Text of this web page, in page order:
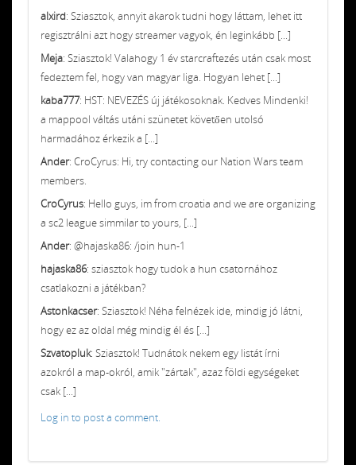
alxird: Sziasztok, annyit akarok tudni hogy láttam, lehet itt
regisztrálni azt hogy streamer vagyok, én leginkább [...]
Meja: Sziasztok! Valahogy 1 év starcraftezés után csak most
fedeztem fel, hogy van magyar liga. Hogyan lehet [...]
kaba777: HST: NEVEZÉS új játékosoknak. Kedves Mindenki!
a mappool váltás utáni szünetet követően utolsó
harmadához érkezik a [...]
Ander: CroCyrus: Hi, try contacting our Nation Wars team
members.
CroCyrus: Hello guys, im from croatia and we are organizing
a sc2 league simmilar to yours, [...]
Ander: @hajaska86: /join hun-1
hajaska86: sziasztok hogy tudok a hun csatornához
csatlakozni a játékban?
Astonkacser: Sziasztok! Néha felnézek ide, mindig jó látni,
hogy ez az oldal még mindig él és [...]
Szvatopluk: Sziasztok! Tudnátok nekem egy listát írni
azokról a map-okról, amik "zártak", azaz földi egységeket
csak [...]
Log in to post a comment.